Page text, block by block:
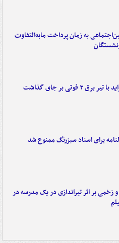
به زمان پرداخت مابه‌التفاوت
برق ۲ فوتی بر جای گذاشت
برای اسناد سبزرنگ ممنوع شد
و زخمی بر اثر تیراندازی در یک مدرسه در